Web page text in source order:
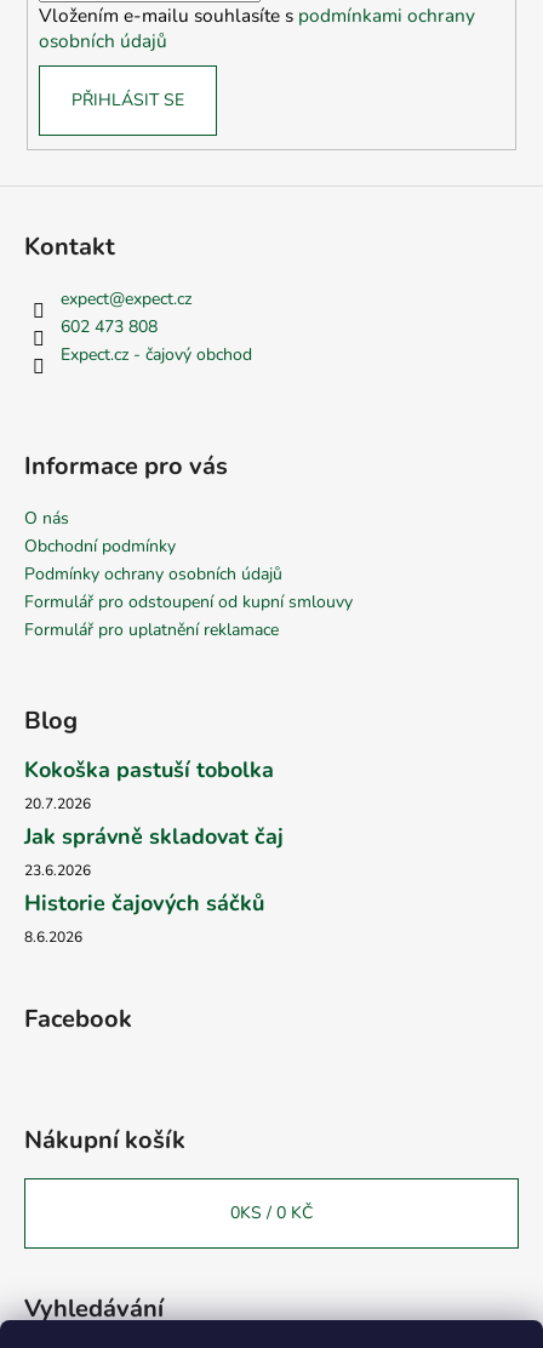
Vložením e-mailu souhlasíte s podmínkami ochrany
osobních údajů
PŘIHLÁSIT SE
Kontakt
expect@expect.cz
602 473 808
Expect.cz - čajový obchod
Informace pro vás
O nás
Obchodní podmínky
Podmínky ochrany osobních údajů
Formulář pro odstoupení od kupní smlouvy
Formulář pro uplatnění reklamace
Blog
Kokoška pastuší tobolka
20.7.2026
Jak správně skladovat čaj
23.6.2026
Historie čajových sáčků
8.6.2026
Facebook
Nákupní košík
0KS / 0 KČ
Vyhledávání